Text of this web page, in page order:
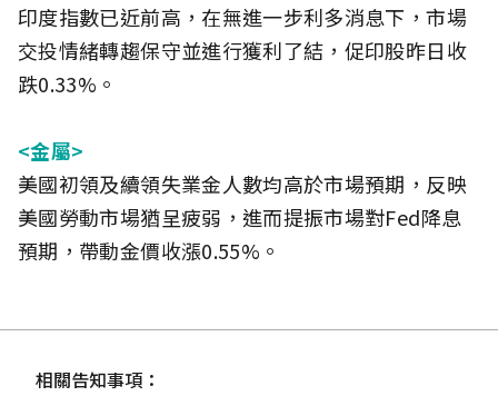
印度指數已近前高，在無進一步利多消息下，市場
交投情緒轉趨保守並進行獲利了結，促印股昨日收
跌0.33%。
<金屬>
美國初領及續領失業金人數均高於市場預期，反映
美國勞動市場猶呈疲弱，進而提振市場對Fed降息
預期，帶動金價收漲0.55%。
相關告知事項：